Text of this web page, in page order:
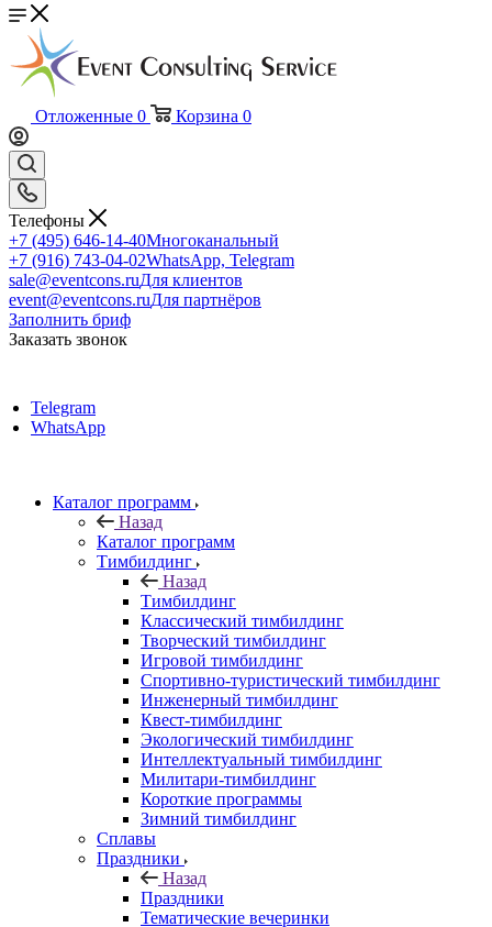
Отложенные 0 Корзина 0
Телефоны
+7 (495) 646-14-40Многоканальный
+7 (916) 743-04-02WhatsApp, Telegram
sale@eventcons.ruДля клиентов
event@eventcons.ruДля партнёров
Заполнить бриф
Заказать звонок
Telegram
WhatsApp
Каталог программ
Назад
Каталог программ
Тимбилдинг
Назад
Тимбилдинг
Классический тимбилдинг
Творческий тимбилдинг
Игровой тимбилдинг
Спортивно-туристический тимбилдинг
Инженерный тимбилдинг
Квест-тимбилдинг
Экологический тимбилдинг
Интеллектуальный тимбилдинг
Милитари-тимбилдинг
Короткие программы
Зимний тимбилдинг
Сплавы
Праздники
Назад
Праздники
Тематические вечеринки